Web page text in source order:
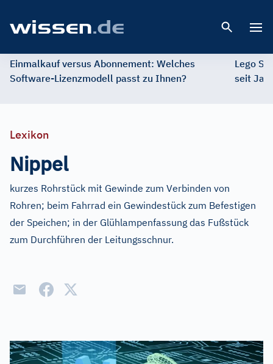
Einmalkauf versus Abonnement: Welches
Software-Lizenzmodell passt zu Ihnen?
Lego
seit
Lexikon
Nippel
kurzes Rohrstück mit Gewinde zum Verbinden von
Rohren; beim Fahrrad ein Gewindestück zum Befestigen
der Speichen; in der Glühlampenfassung das Fußstück
zum Durchführen der Leitungsschnur.